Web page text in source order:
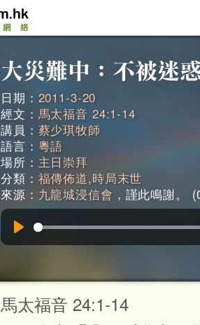
日期： 2011-3-20
經文： 馬太福音 24:1-14
講員： 蔡少琪牧師
語言： 粵語
場所： 主日崇拜
分類： 福傳佈道,時局末世
來源： 九龍城浸信會 ，謹此鳴謝。
馬太福音 24:1-14